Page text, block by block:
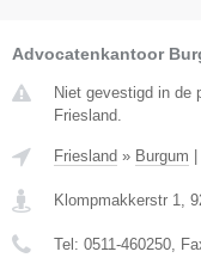
Advocatenkantoor
Niet gevestigd in de
Friesland.
Friesland » Burgum |
Klompmakkerstr 1
Tel: 0511-460250 ,